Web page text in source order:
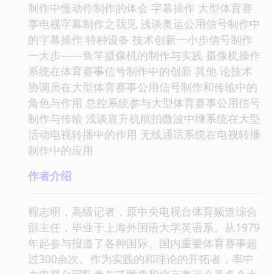
制作中慢动作制作的体会 字幕操作 大型体育赛
事电视字幕制作之我见 浅谈奥运公用信号制作中
的字幕操作 特种设备 技术创新一小步信号制作
一大步——鱼竿摄像机的制作与实践 摄像机操作
系统在体育赛事信号制作中的创新 其他 论技术
协调员在大型体育赛事公用信号制作和传输中的
角色与作用 总控系统参与大型体育赛事公用信号
制作与传输 浅谈直升机航拍微波中继系统在大型
活动电视转播中的作用 无线通话系统在电视转播
制作中的应用
作者介绍
程志明，高级记者，原中央电视台体育频道综合
部主任，毕业于上海外国语大学英语系。从1979
年起参与报道了各种国际、国内重要体育赛事超
过300余次。作为实践的和理论的开拓者，率中